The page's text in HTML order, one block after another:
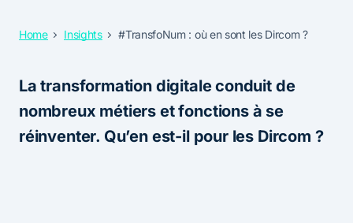
Home Insights #TransfoNum : où en sont les Dircom ?
La transformation digitale conduit de
nombreux métiers et fonctions à se
réinventer. Qu’en est-il pour les Dircom ?